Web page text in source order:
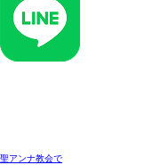
聖アンナ教会で